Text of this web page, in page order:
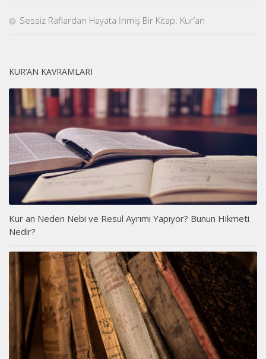
Sessiz Raflardan Hayata İnmiş Bir Kitap: Kur’an
KUR’AN KAVRAMLARI
Kur an Neden Nebi ve Resul Ayrımı Yapıyor? Bunun Hikmeti
Nedir?